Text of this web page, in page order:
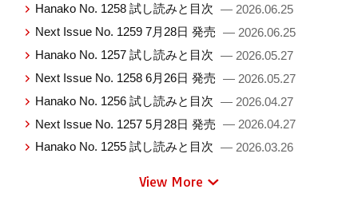
Hanako No. 1258 試し読みと目次 — 2026.06.25
Next Issue No. 1259 7月28日 発売 — 2026.06.25
Hanako No. 1257 試し読みと目次 — 2026.05.27
Next Issue No. 1258 6月26日 発売 — 2026.05.27
Hanako No. 1256 試し読みと目次 — 2026.04.27
Next Issue No. 1257 5月28日 発売 — 2026.04.27
Hanako No. 1255 試し読みと目次 — 2026.03.26
View More